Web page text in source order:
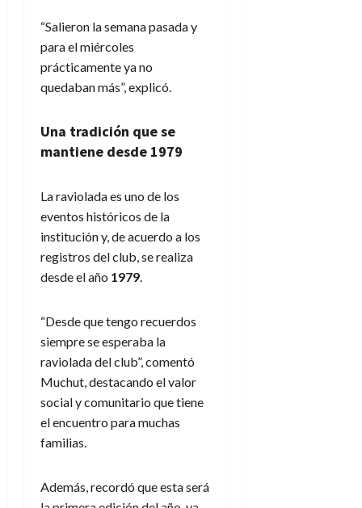
“Salieron la semana pasada y
para el miércoles
prácticamente ya no
quedaban más”, explicó.
Una tradición que se
mantiene desde 1979
La raviolada es uno de los
eventos históricos de la
institución y, de acuerdo a los
registros del club, se realiza
desde el año 1979.
“Desde que tengo recuerdos
siempre se esperaba la
raviolada del club”, comentó
Muchut, destacando el valor
social y comunitario que tiene
el encuentro para muchas
familias.
Además, recordó que esta será